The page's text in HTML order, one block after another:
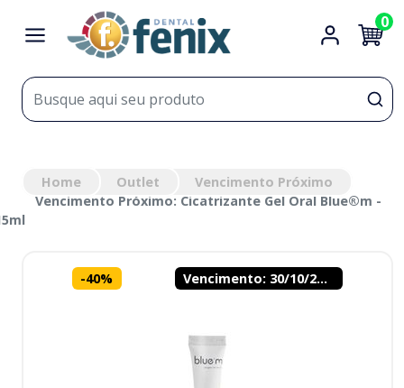
0
Home Outlet
Vencimento Próximo
Vencimento Próximo: Cicatrizante Gel Oral Blue®m -
Vencimento: 30/10/2026
-40%